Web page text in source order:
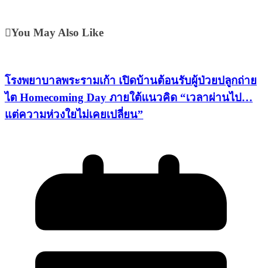
You May Also Like
โรงพยาบาลพระรามเก้า เปิดบ้านต้อนรับผู้ป่วยปลูกถ่าย
ไต Homecoming Day ภายใต้แนวคิด “เวลาผ่านไป…
แต่ความห่วงใยไม่เคยเปลี่ยน”